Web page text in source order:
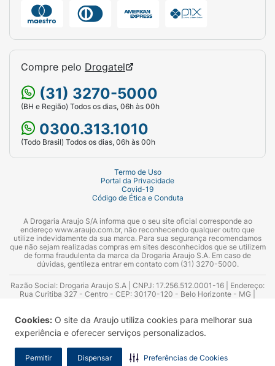
Cookies: O site da Araujo utiliza cookies para melhorar sua
experiência e oferecer serviços personalizados.
Permitir Dispensar Preferências de Cookies
Compre pelo Drogatel
(31) 3270-5000
(BH e Região) Todos os dias, 06h às 00h
0300.313.1010
(Todo Brasil) Todos os dias, 06h às 00h
Termo de Uso
Portal da Privacidade
Covid-19
Código de Ética e Conduta
A Drogaria Araujo S/A informa que o seu site oficial corresponde ao
endereço www.araujo.com.br, não reconhecendo qualquer outro que
utilize indevidamente da sua marca. Para sua segurança recomendamos
que não sejam realizadas compras em sites desconhecidos que se utilizem
de forma fraudulenta da marca da Drogaria Araujo S.A. Em caso de
dúvidas, gentileza entrar em contato com (31) 3270-5000.
Razão Social: Drogaria Araujo S.A | CNPJ: 17.256.512.0001-16 | Endereço:
Rua Curitiba 327 - Centro - CEP: 30170-120 - Belo Horizonte - MG |
Azevedo Guimarães – CRF 10.965 | Yasmin Silva Alvarenga – CRF 52.584 -
Consultor substituto: Thiago Aguiar Pinheiro - CRF Nº 13.748. Alvará
Sanitário: 2025020713 | Autorização de Funcionamento da Empresa (AFE):